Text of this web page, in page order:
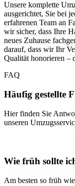
Unsere komplette
ausgerichtet, Sie bei
erfahrenen Team an
wir sicher, dass Ihre
neues Zuhause
darauf, dass wir Ihr
Qualität honorieren –
FAQ
Häufig gestellte
Hier finden Sie
unseren
Wie früh sollte
Am besten so früh